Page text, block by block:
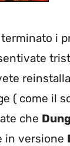
i
( come il
che
in versione